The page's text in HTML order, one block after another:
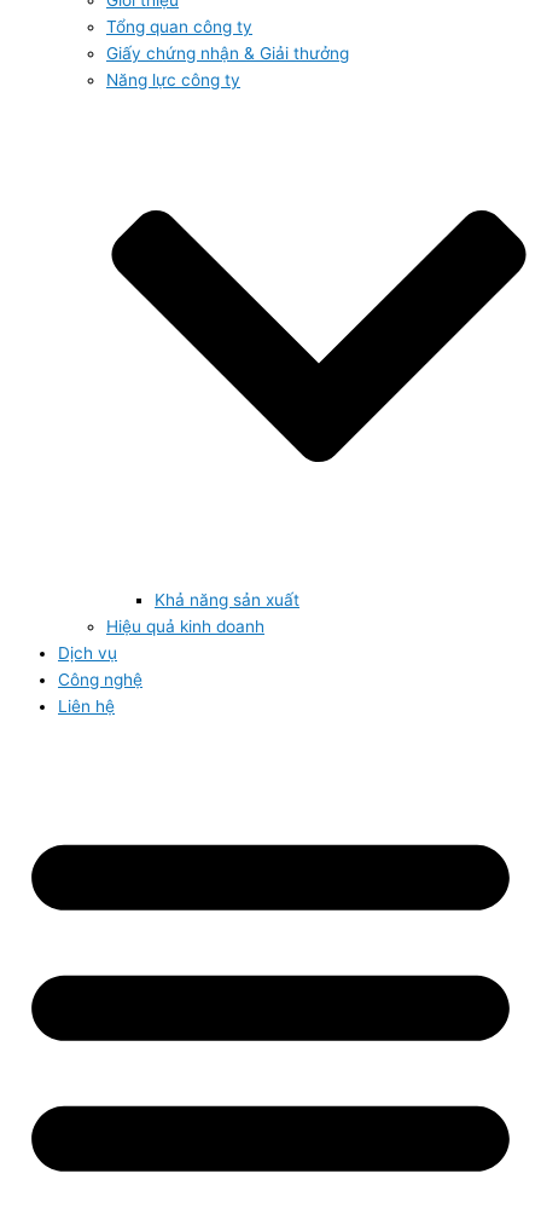
Tổng quan công ty
Giấy chứng nhận & Giải thưởng
Năng lực công ty
Khả năng sản xuất
Hiệu quả kinh doanh
Dịch vụ
Công nghệ
Liên hệ